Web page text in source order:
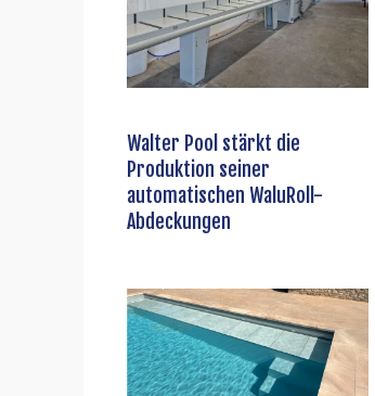
Walter Pool stärkt die
Produktion seiner
automatischen WaluRoll-
Abdeckungen